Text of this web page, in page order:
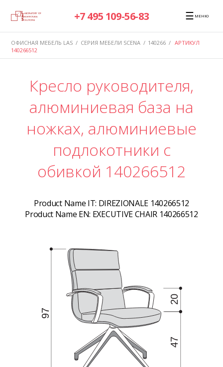
+7 495 109-56-83 ☰ МЕНЮ
ОФИСНАЯ МЕБЕЛЬ LAS / СЕРИЯ МЕБЕЛИ SCENA / 140266 / АРТИКУЛ
140266512
Кресло руководителя,
алюминиевая база на
ножках, алюминиевые
подлокотники с
обивкой 140266512
Product Name IT: DIREZIONALE 140266512
Product Name EN: EXECUTIVE CHAIR 140266512